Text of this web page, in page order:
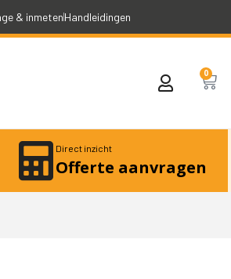
& inmetenHandleidingen
0
Direct inzicht
Offerte aanvragen